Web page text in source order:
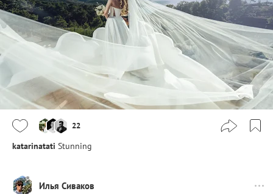
22
katarinatati Stunning
Илья Сиваков